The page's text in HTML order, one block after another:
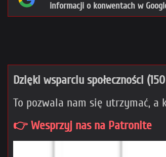
informacji o konwentach w
Dzięki wsparciu społeczności
To pozwala nam się utrzymać, a
👉 Wesprzyj nas na Patronite